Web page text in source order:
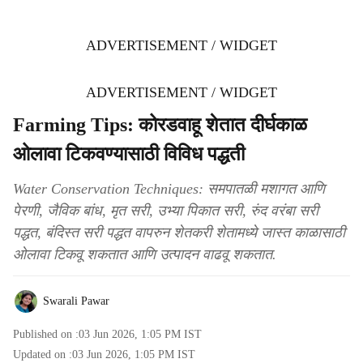
ADVERTISEMENT / WIDGET
ADVERTISEMENT / WIDGET
Farming Tips: कोरडवाहू शेतात दीर्घकाळ
ओलावा टिकवण्यासाठी विविध पद्धती
Water Conservation Techniques: समपातळी मशागत आणि
पेरणी, जैविक बांध, मृत सरी, उभ्या पिकात सरी, रुंद वरंबा सरी
पद्धत, बंदिस्त सरी पद्धत वापरुन शेतकरी शेतामध्ये जास्त काळासाठी
ओलावा टिकवू शकतात आणि उत्पादन वाढवू शकतात.
Swarali Pawar
Published on :03 Jun 2026, 1:05 PM IST
Updated on :03 Jun 2026, 1:05 PM IST